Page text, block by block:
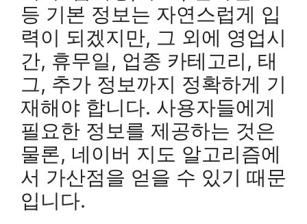
등 기본 정보는 자연스럽게 입
력이 되겠지만, 그 외에 영업시
간, 휴무일, 업종 카테고리, 태
그, 추가 정보까지 정확하게 기
재해야 합니다. 사용자들에게
필요한 정보를 제공하는 것은
물론, 네이버 지도 알고리즘에
서 가산점을 얻을 수 있기 때문
입니다.